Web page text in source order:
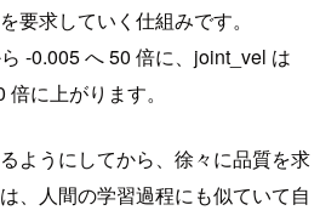
要求していく仕組みです。
-0.005 へ 50 倍に、joint_vel は
に上がります。
ようにしてから、徐々に品質を求
、人間の学習過程にも似ていて自